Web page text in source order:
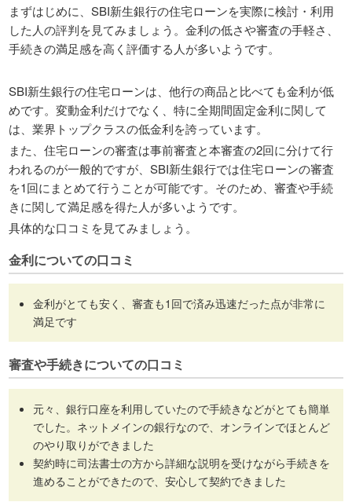
まずはじめに、SBI新生銀行の住宅ローンを実際に検討・利用
した人の評判を見てみましょう。金利の低さや審査の手軽さ、
手続きの満足感を高く評価する人が多いようです。
SBI新生銀行の住宅ローンは、他行の商品と比べても金利が低
めです。変動金利だけでなく、特に全期間固定金利に関して
は、業界トップクラスの低金利を誇っています。
また、住宅ローンの審査は事前審査と本審査の2回に分けて行
われるのが一般的ですが、SBI新生銀行では住宅ローンの審査
を1回にまとめて行うことが可能です。そのため、審査や手続
きに関して満足感を得た人が多いようです。
具体的な口コミを見てみましょう。
金利についての口コミ
金利がとても安く、審査も1回で済み迅速だった点が非常に
満足です
審査や手続きについての口コミ
元々、銀行口座を利用していたので手続きなどがとても簡単
でした。ネットメインの銀行なので、オンラインでほとんど
のやり取りができました
契約時に司法書士の方から詳細な説明を受けながら手続きを
進めることができたので、安心して契約できました